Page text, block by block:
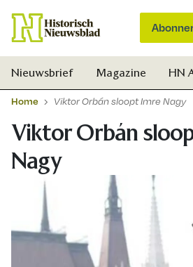
Nieuwsbrief Magazine HN
Home Viktor Orbán sloopt Imre Nagy
Viktor Orbán
Nagy